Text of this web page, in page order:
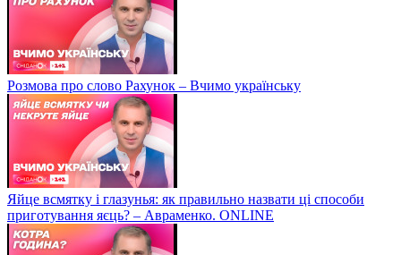
Розмова про слово Рахунок – Вчимо українську
Яйце всмятку і глазунья: як правильно назвати ці способи
приготування яєць? – Авраменко. ONLINE